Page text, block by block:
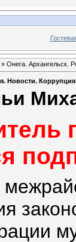
» Онега. Архангельск.
Новости.